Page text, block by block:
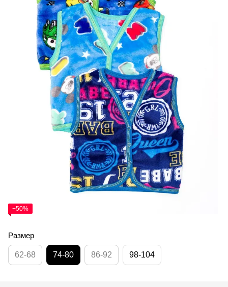
−50%
Размер
62-68 74-80 86-92 98-104